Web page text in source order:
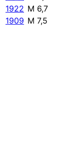
1922 M 6,7
1909 M 7,5